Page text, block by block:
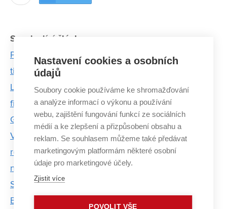
Související články:
Poškozenou chrupavku nahradí implantát z 3D
tiskárny, tvrdí Vojtová
Lidé si často myslí, že jsme šílení vědci ze sci-fi
filmů, říká světový odborník na nanotechnologie
Grafen - mladý a nedočkavý favorit
Výzkumníci z FSI VUT dokážou spočítat riziko
roztržení aorty. Podílejí se také na vývoji implantátů
na míru
Studenti v matematice nejsou zvyklí klást otázky.
Badatelsky orientovaná výuka to chce změnit
Nastavení cookies a osobních
údajů
Soubory cookie používáme ke shromažďování
a analýze informací o výkonu a používání
webu, zajištění fungování funkcí ze sociálních
médií a ke zlepšení a přizpůsobení obsahu a
reklam. Se souhlasem můžeme také předávat
marketingovým platformám některé osobní
údaje pro marketingové účely.
Zjistit více
POVOLIT VŠE